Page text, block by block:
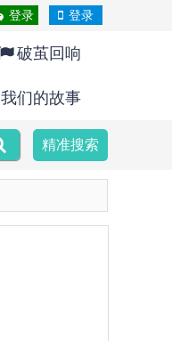
登录 登录
破茧回响
我们的故事
精准搜索